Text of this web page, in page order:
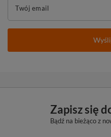
Twój email
Zapisz się
Bądź na bieżąco z